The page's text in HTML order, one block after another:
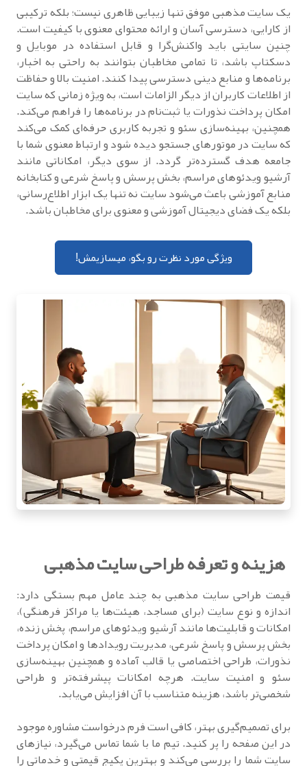
یک سایت مذهبی موفق تنها زیبایی ظاهری نیست؛ بلکه ترکیبی
از کارایی، دسترسی آسان و ارائه محتوای معنوی با کیفیت است.
چنین سایتی باید واکنش‌گرا و قابل استفاده در موبایل و
دسکتاپ باشد، تا تمامی مخاطبان بتوانند به راحتی به اخبار،
برنامه‌ها و منابع دینی دسترسی پیدا کنند. امنیت بالا و حفاظت
از اطلاعات کاربران از دیگر الزامات است، به ویژه زمانی که سایت
امکان پرداخت نذورات یا ثبت‌نام در برنامه‌ها را فراهم می‌کند.
همچنین، بهینه‌سازی سئو و تجربه کاربری حرفه‌ای کمک می‌کند
که سایت در موتورهای جستجو دیده شود و ارتباط معنوی شما با
جامعه هدف گسترده‌تر گردد. از سوی دیگر، امکاناتی مانند
آرشیو ویدئوهای مراسم، بخش پرسش و پاسخ شرعی و کتابخانه
منابع آموزشی باعث می‌شود سایت نه تنها یک ابزار اطلاع‌رسانی،
بلکه یک فضای دیجیتال آموزشی و معنوی برای مخاطبان باشد.
ویژگی مورد نظرت رو بگو، میسازیمش!
هزینه و تعرفه طراحی سایت مذهبی
قیمت طراحی سایت مذهبی به چند عامل مهم بستگی دارد:
اندازه و نوع سایت (برای مساجد، هیئت‌ها یا مراکز فرهنگی)،
امکانات و قابلیت‌ها مانند آرشیو ویدئوهای مراسم، پخش زنده،
بخش پرسش و پاسخ شرعی، مدیریت رویدادها و امکان پرداخت
نذورات، طراحی اختصاصی یا قالب آماده و همچنین بهینه‌سازی
سئو و امنیت سایت. هرچه امکانات پیشرفته‌تر و طراحی
شخصی‌تر باشد، هزینه متناسب با آن افزایش می‌یابد.
برای تصمیم‌گیری بهتر، کافی است فرم درخواست مشاوره موجود
در این صفحه را پر کنید. تیم ما با شما تماس می‌گیرد، نیازهای
سایت شما را بررسی می‌کند و بهترین پکیج قیمتی و خدماتی را